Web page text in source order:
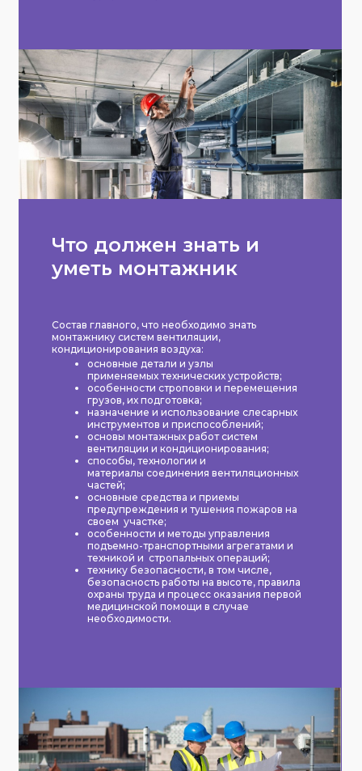
Что должен знать и
уметь монтажник
Состав главного, что необходимо знать
монтажнику систем вентиляции,
кондиционирования воздуха:
основные детали и узлы
применяемых технических устройств;
особенности строповки и перемещения
грузов, их подготовка;
назначение и использование слесарных
инструментов и приспособлений;
основы монтажных работ систем
вентиляции и кондиционирования;
способы, технологии и
материалы соединения вентиляционных
частей;
основные средства и приемы
предупреждения и тушения пожаров на
своем участке;
особенности и методы управления
подъемно-транспортными агрегатами и
техникой и стропальных операций;
технику безопасности, в том числе,
безопасность работы на высоте, правила
охраны труда и процесс оказания первой
медицинской помощи в случае
необходимости.